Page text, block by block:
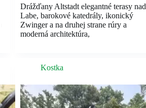
Drážďany Altstadt elegantné terasy nad
Labe, barokové katedrály, ikonický
Zwinger a na druhej strane rúry a
moderná architektúra,
Kostka